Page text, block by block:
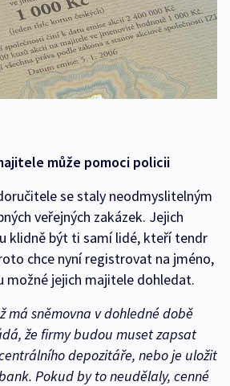
může pomoci policii
se staly neodmyslitelným
veřejných zakázek. Jejich
klidně být ti samí lidé, kteří tendr
chce nyní registrovat na jméno,
možné jejich majitele dohledat.
má sněmovna v dohledné době
že firmy budou muset zapsat
depozitáře, nebo je uložit
Pokud by to neudělaly, cenné